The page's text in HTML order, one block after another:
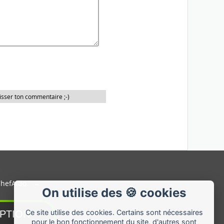
ton commentaire ;-)
On utilise des 🍪 cookies
Ce site utilise des cookies. Certains sont nécessaires
pour le bon fonctionnement du site, d'autres sont